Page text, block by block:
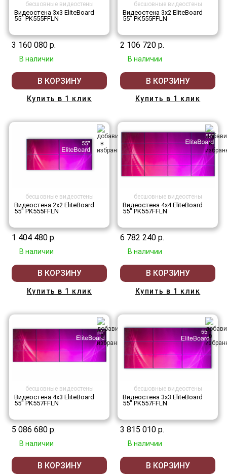
бесшовные видеостены
Видеостена 3x3 EliteBoard
55" PK555FFLN
3 160 080 р.
В наличии
В КОРЗИНУ
Купить в 1 клик
бесшовные видеостены
Видеостена 3x2 EliteBoard
55" PK555FFLN
2 106 720 р.
В наличии
В КОРЗИНУ
Купить в 1 клик
бесшовные видеостены
Видеостена 2x2 EliteBoard
55" PK555FFLN
1 404 480 р.
В наличии
В КОРЗИНУ
Купить в 1 клик
бесшовные видеостены
Видеостена 4x4 EliteBoard
55" PK557FFLN
6 782 240 р.
В наличии
В КОРЗИНУ
Купить в 1 клик
бесшовные видеостены
Видеостена 4x3 EliteBoard
55" PK557FFLN
5 086 680 р.
В наличии
В КОРЗИНУ
бесшовные видеостены
Видеостена 3x3 EliteBoard
55" PK557FFLN
3 815 010 р.
В наличии
В КОРЗИНУ